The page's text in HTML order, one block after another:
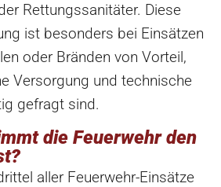
Rettungssanitäter. Diese
ist besonders bei Einsätzen
oder Bränden von Vorteil,
Versorgung und technische
gefragt sind.
die Feuerwehr den
aller Feuerwehr-Einsätze